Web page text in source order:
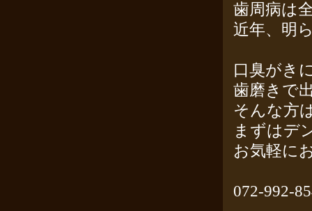
歯周病は
近年、明
口臭がき
歯磨きで
そんな方
まずはデ
お気軽に
072-992-